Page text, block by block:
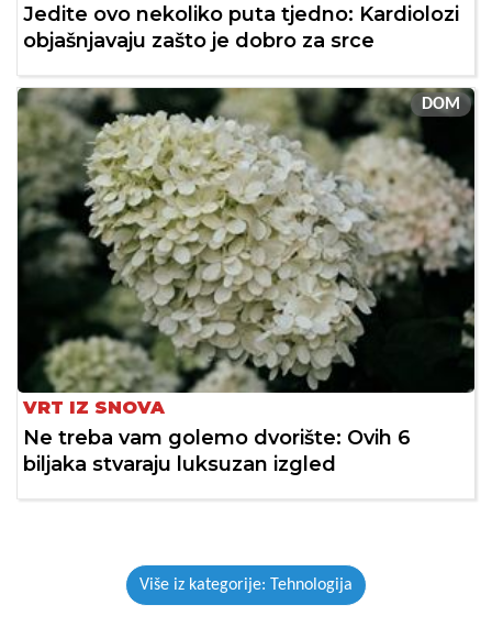
Jedite ovo nekoliko puta tjedno: Kardiolozi
objašnjavaju zašto je dobro za srce
DOM
VRT IZ SNOVA
Ne treba vam golemo dvorište: Ovih 6
biljaka stvaraju luksuzan izgled
Više iz kategorije: Tehnologija